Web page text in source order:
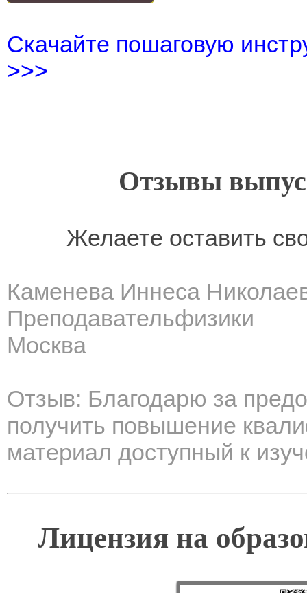
Скачайте пошаговую
>>>
Отзывы
Желаете оставить
Каменева Иннеса
Преподавательфизики
Москва
Отзыв: Благодарю за
получить повышение
материал доступный к
Лицензия на